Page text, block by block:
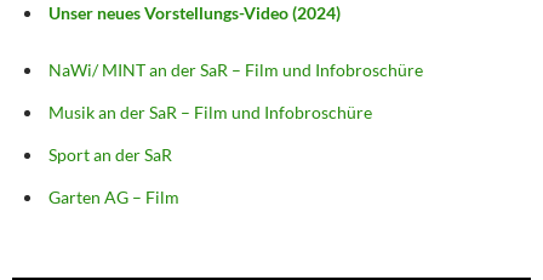
Unser neues Vorstellungs-Video (2024)
NaWi/ MINT an der SaR – Film und Infobroschüre
Musik an der SaR – Film und Infobroschüre
Sport an der SaR
Garten AG – Film